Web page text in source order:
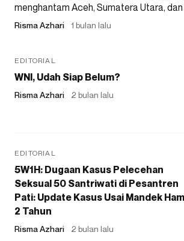
menghantam Aceh, Sumatera Utara,
Risma Azhari 1 bulan lalu
EDITORIAL
WNI, Udah Siap Belum?
Risma Azhari 2 bulan lalu
EDITORIAL
5W1H: Dugaan Kasus Pelecehan
Seksual 50 Santriwati di Pesantren
Pati: Update Kasus Usai Mandek
2 Tahun
Risma Azhari 2 bulan lalu